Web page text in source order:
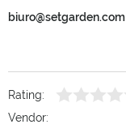
biuro@setgarden.com
Rating:
Vendor: